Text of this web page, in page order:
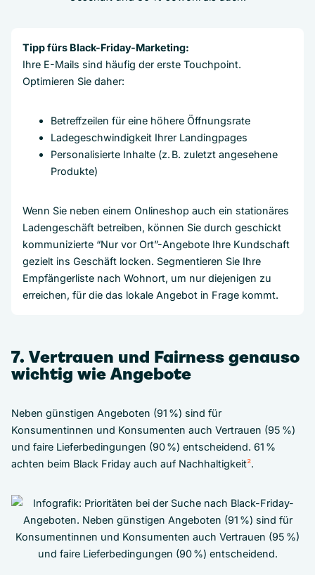
Tipp fürs Black-Friday-Marketing:
Ihre E-Mails sind häufig der erste Touchpoint.
Optimieren Sie daher:
Betreffzeilen für eine höhere Öffnungsrate
Ladegeschwindigkeit Ihrer Landingpages
Personalisierte Inhalte (z. B. zuletzt angesehene
Produkte)
Wenn Sie neben einem Onlineshop auch ein stationäres
Ladengeschäft betreiben, können Sie durch geschickt
kommunizierte “Nur vor Ort”-Angebote Ihre Kundschaft
gezielt ins Geschäft locken. Segmentieren Sie Ihre
Empfängerliste nach Wohnort, um nur diejenigen zu
erreichen, für die das lokale Angebot in Frage kommt.
7. Vertrauen und Fairness genauso
wichtig wie Angebote
Neben günstigen Angeboten (91 %) sind für
Konsumentinnen und Konsumenten auch Vertrauen (95 %)
und faire Lieferbedingungen (90 %) entscheidend. 61 %
achten beim Black Friday auch auf Nachhaltigkeit².